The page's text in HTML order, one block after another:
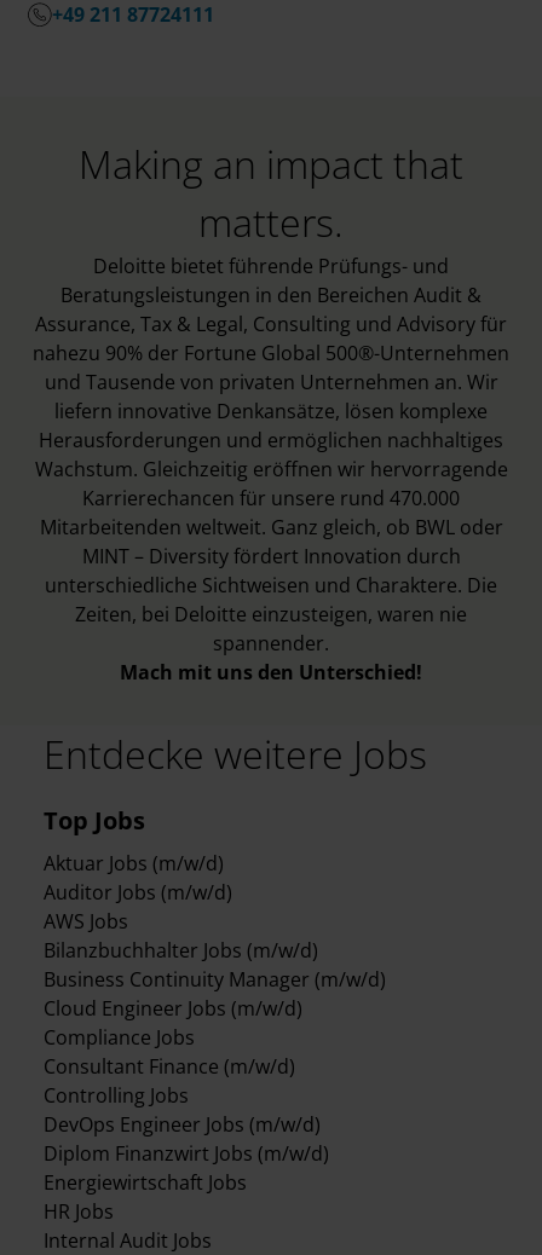
+49 211 87724111
Making an impact that
matters.
Deloitte bietet führende Prüfungs- und
Beratungsleistungen in den Bereichen Audit &
Assurance, Tax & Legal, Consulting und Advisory für
nahezu 90% der Fortune Global 500®-Unternehmen
und Tausende von privaten Unternehmen an. Wir
liefern innovative Denkansätze, lösen komplexe
Herausforderungen und ermöglichen nachhaltiges
Wachstum. Gleichzeitig eröffnen wir hervorragende
Karrierechancen für unsere rund 470.000
Mitarbeitenden weltweit. Ganz gleich, ob BWL oder
MINT – Diversity fördert Innovation durch
unterschiedliche Sichtweisen und Charaktere. Die
Zeiten, bei Deloitte einzusteigen, waren nie
spannender.
Mach mit uns den Unterschied!
Entdecke weitere Jobs
Top Jobs
Aktuar Jobs (m/w/d)
Auditor Jobs (m/w/d)
AWS Jobs
Bilanzbuchhalter Jobs (m/w/d)
Business Continuity Manager (m/w/d)
Cloud Engineer Jobs (m/w/d)
Compliance Jobs
Consultant Finance (m/w/d)
Controlling Jobs
DevOps Engineer Jobs (m/w/d)
Diplom Finanzwirt Jobs (m/w/d)
Energiewirtschaft Jobs
HR Jobs
Internal Audit Jobs